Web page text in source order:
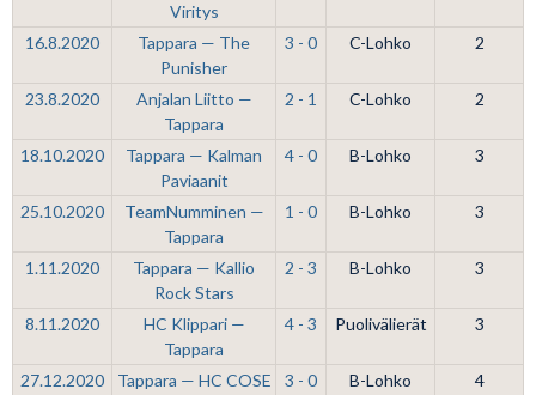
Viritys
16.8.2020
Tappara — The
Punisher
3 - 0 C-Lohko 2
23.8.2020
Anjalan Liitto —
Tappara
2 - 1 C-Lohko 2
18.10.2020
Tappara — Kalman
Paviaanit
4 - 0 B-Lohko 3
25.10.2020
TeamNumminen —
Tappara
1 - 0 B-Lohko 3
1.11.2020
Tappara — Kallio
Rock Stars
2 - 3 B-Lohko 3
8.11.2020
HC Klippari —
Tappara
4 - 3 Puolivälierät 3
27.12.2020 Tappara — HC COSE 3 - 0 B-Lohko
4